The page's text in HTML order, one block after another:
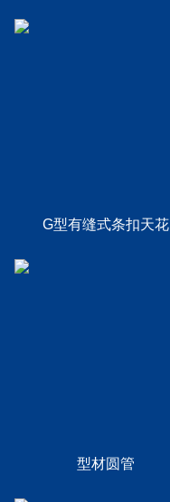
G型有缝式条扣天花
型材圆管